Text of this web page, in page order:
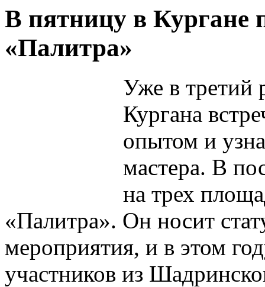
В пятницу в Кургане
«Палитра»
Уже в третий
Кургана
опытом и
мастера. В
на трех
«Палитра». Он носит
мероприятия, и в этом
участников из